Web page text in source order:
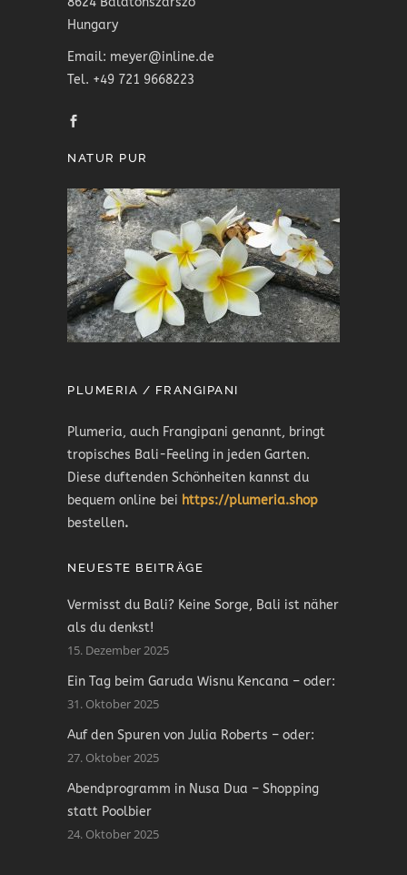
Hungary
Email: meyer@inline.de
Tel. +49 721 9668223
NATUR PUR
PLUMERIA / FRANGIPANI
Plumeria, auch Frangipani genannt, bringt
tropisches Bali-Feeling in jeden Garten.
Diese duftenden Schönheiten kannst du
bequem online bei https://plumeria.shop
bestellen.
NEUESTE BEITRÄGE
Vermisst du Bali? Keine Sorge, Bali ist näher
als du denkst!
15. Dezember 2025
Ein Tag beim Garuda Wisnu Kencana – oder:
31. Oktober 2025
Auf den Spuren von Julia Roberts – oder:
27. Oktober 2025
Abendprogramm in Nusa Dua – Shopping
statt Poolbier
24. Oktober 2025